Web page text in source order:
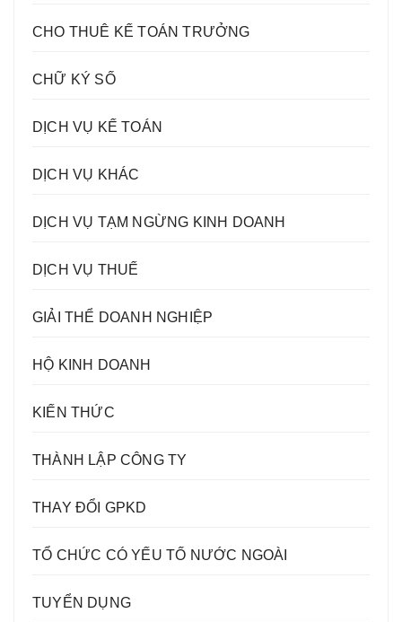
CHO THUÊ KẾ TOÁN TRƯỞNG
CHỮ KÝ SỐ
DỊCH VỤ KẾ TOÁN
DỊCH VỤ KHÁC
DỊCH VỤ TẠM NGỪNG KINH DOANH
DỊCH VỤ THUẾ
GIẢI THỂ DOANH NGHIỆP
HỘ KINH DOANH
KIẾN THỨC
THÀNH LẬP CÔNG TY
THAY ĐỔI GPKD
TỔ CHỨC CÓ YẾU TỐ NƯỚC NGOÀI
TUYỂN DỤNG